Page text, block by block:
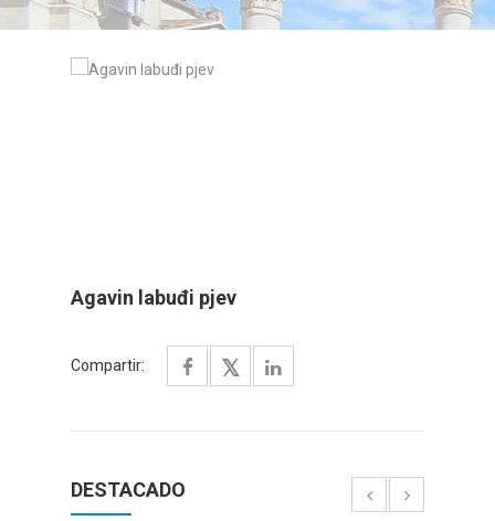
Agavin labuđi pjev
Compartir:
DESTACADO